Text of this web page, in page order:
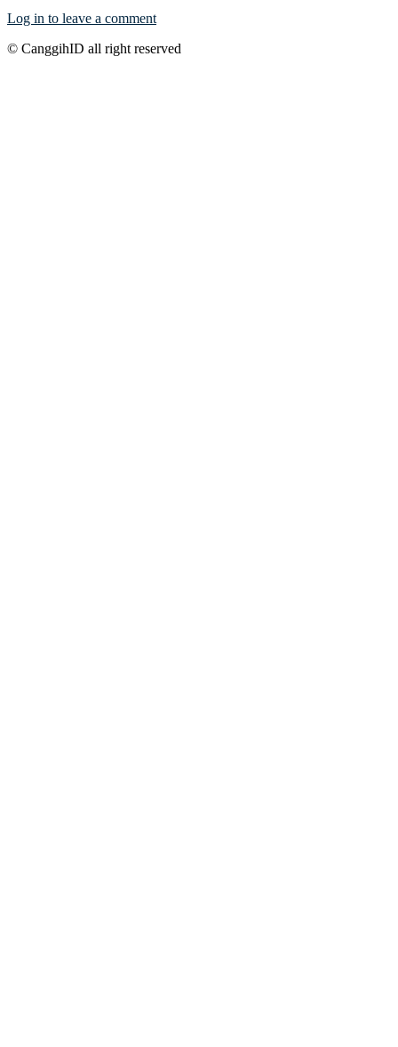
Log in to leave a comment
© CanggihID all right reserved